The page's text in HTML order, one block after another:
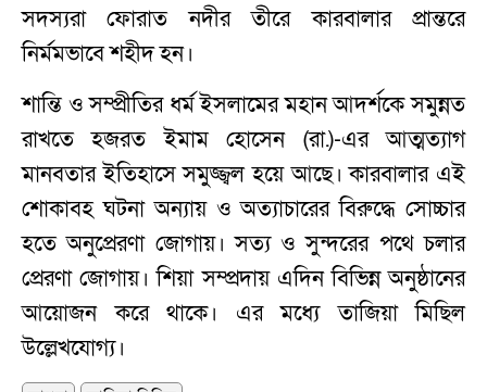
সদস্যরা ফোরাত নদীর তীরে কারবালার প্রান্তরে
নির্মমভাবে শহীদ হন।
শান্তি ও সম্প্রীতির ধর্ম ইসলামের মহান আদর্শকে সমুন্নত
রাখতে হজরত ইমাম হোসেন (রা.)-এর আত্মত্যাগ
মানবতার ইতিহাসে সমুজ্জ্বল হয়ে আছে। কারবালার এই
শোকাবহ ঘটনা অন্যায় ও অত্যাচারের বিরুদ্ধে সোচ্চার
হতে অনুপ্রেরণা জোগায়। সত্য ও সুন্দরের পথে চলার
প্রেরণা জোগায়। শিয়া সম্প্রদায় এদিন বিভিন্ন অনুষ্ঠানের
আয়োজন করে থাকে। এর মধ্যে তাজিয়া মিছিল
উল্লেখযোগ্য।